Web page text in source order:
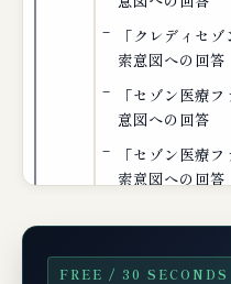
「クレディセ
索意図への回答
「セゾン医療
意図への回答
「セゾン医療
索意図への回答
ステップ
FREE / 30 SECONDS